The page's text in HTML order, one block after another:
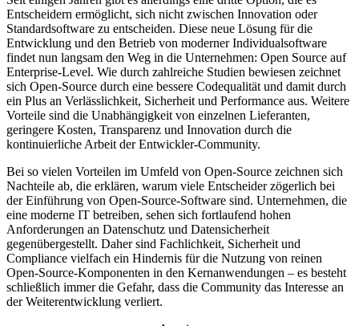
Entscheidern ermöglicht, sich nicht zwischen Innovation oder
Standardsoftware zu entscheiden. Diese neue Lösung für die
Entwicklung und den Betrieb von moderner Individualsoftware
findet nun langsam den Weg in die Unternehmen: Open Source auf
Enterprise-Level. Wie durch zahlreiche Studien bewiesen zeichnet
sich Open-Source durch eine bessere Codequalität und damit durch
ein Plus an Verlässlichkeit, Sicherheit und Performance aus. Weitere
Vorteile sind die Unabhängigkeit von einzelnen Lieferanten,
geringere Kosten, Transparenz und Innovation durch die
kontinuierliche Arbeit der Entwickler-Community.
Bei so vielen Vorteilen im Umfeld von Open-Source zeichnen sich
Nachteile ab, die erklären, warum viele Entscheider zögerlich bei
der Einführung von Open-Source-Software sind. Unternehmen, die
eine moderne IT betreiben, sehen sich fortlaufend hohen
Anforderungen an Datenschutz und Datensicherheit
gegenübergestellt. Daher sind Fachlichkeit, Sicherheit und
Compliance vielfach ein Hindernis für die Nutzung von reinen
Open-Source-Komponenten in den Kernanwendungen – es besteht
schließlich immer die Gefahr, dass die Community das Interesse an
der Weiterentwicklung verliert.